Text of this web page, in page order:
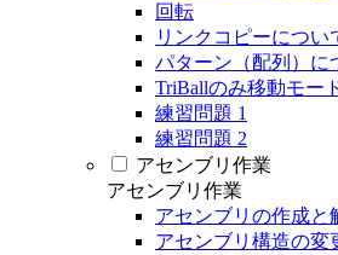
回転
リンクコピーについ
パターン（配列）に
TriBallのみ移動モー
練習問題 1
練習問題 2
アセンブリ作業
アセンブリ作業
アセンブリの作成と
アセンブリ構造の変